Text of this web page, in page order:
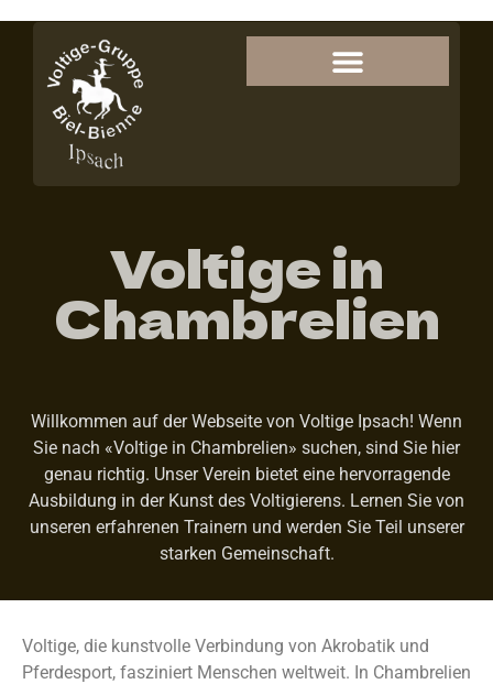
Voltige in
Chambrelien
Willkommen auf der Webseite von Voltige Ipsach! Wenn
Sie nach «Voltige in Chambrelien» suchen, sind Sie hier
genau richtig. Unser Verein bietet eine hervorragende
Ausbildung in der Kunst des Voltigierens. Lernen Sie von
unseren erfahrenen Trainern und werden Sie Teil unserer
starken Gemeinschaft.
Voltige, die kunstvolle Verbindung von Akrobatik und
Pferdesport, fasziniert Menschen weltweit. In Chambrelien